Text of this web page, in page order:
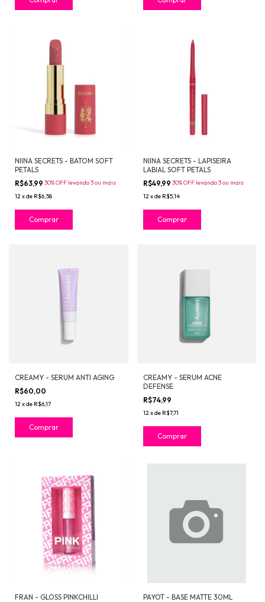
NIINA SECRETS - BATOM SOFT
PETALS
R$63,99 30% OFF levando 3 ou mais
12xde R$6,58
Comprar
NIINA SECRETS - LAPISEIRA
LABIAL SOFT PETALS
R$49,99 30% OFF levando 3 ou mais
12xde R$5,14
Comprar
CREAMY - SERUM ANTI AGING
R$60,00
12xde R$6,17
CREAMY - SERUM ACNE
DEFENSE
R$74,99
12xde R$7,71
FRAN - GLOSS PINKCHILLI
PAYOT - BASE MATTE 30ML